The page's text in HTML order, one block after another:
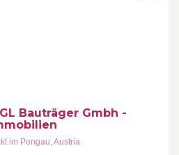
Bauträger Gmbh -
im Pongau,Austria